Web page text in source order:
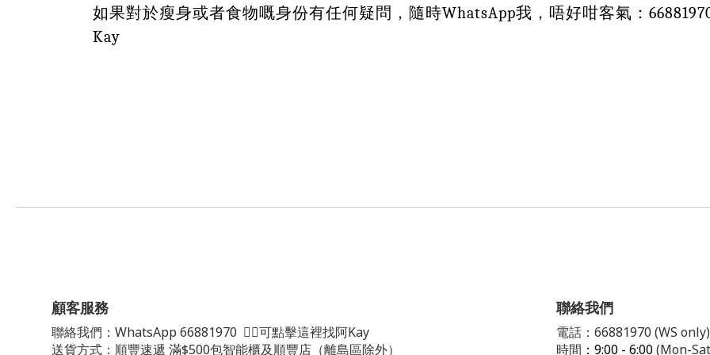
如果對於瘦身或者食物嘅身份有任何疑問，隨時WhatsApp我，唔好咁客氣：
Kay
顧客服務
聯絡我們： WhatsApp 66881970 👈🏻可點擊這裡找阿Kay
送貨方式：順豐速遞 滿$500包智能櫃及順豐店（離島區除外）
聯絡我們
電話：66881970 (WS only)
時間 ：9:00 - 6:00(Mon-